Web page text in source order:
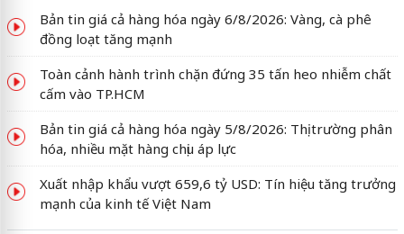
Bản tin giá cả hàng hóa ngày 6/8/2026: Vàng, cà phê
đồng loạt tăng mạnh
Toàn cảnh hành trình chặn đứng 35 tấn heo nhiễm chất
cấm vào TP.HCM
Bản tin giá cả hàng hóa ngày 5/8/2026: Thị trường phân
hóa, nhiều mặt hàng chịu áp lực
Xuất nhập khẩu vượt 659,6 tỷ USD: Tín hiệu tăng trưởng
mạnh của kinh tế Việt Nam